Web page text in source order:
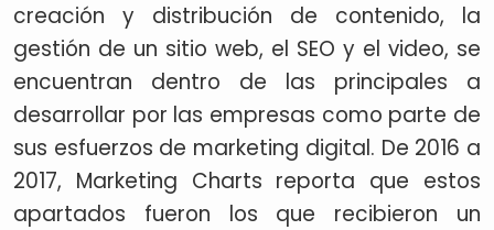
creación y distribución de contenido, la
gestión de un sitio web, el SEO y el video, se
encuentran dentro de las principales a
desarrollar por las empresas como parte de
sus esfuerzos de marketing digital. De 2016 a
2017, Marketing Charts reporta que estos
apartados fueron los que recibieron un